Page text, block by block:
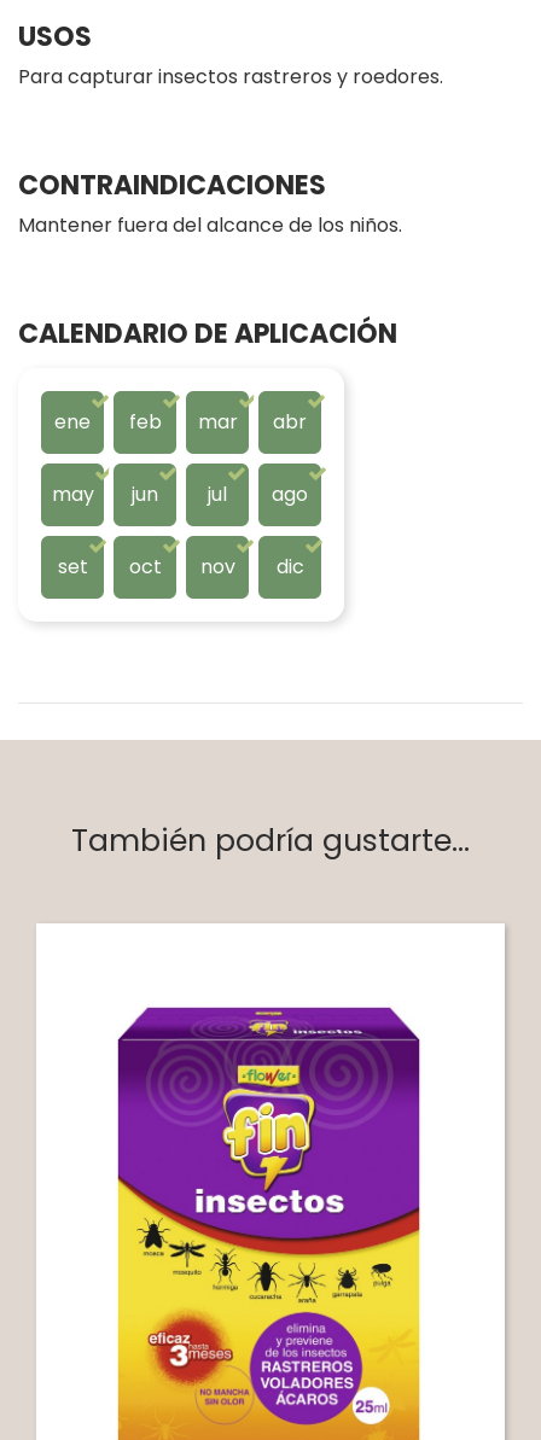
USOS
Para capturar insectos rastreros y roedores.
CONTRAINDICACIONES
Mantener fuera del alcance de los niños.
CALENDARIO DE APLICACIÓN
ene feb mar abr
may jun jul ago
set oct nov dic
También podría gustarte...